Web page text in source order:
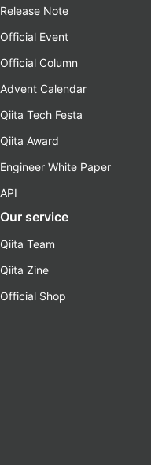
Release Note
Official Event
Official Column
Advent Calendar
Qiita Tech Festa
Qiita Award
Engineer White Paper
API
Our service
Qiita Team
Qiita Zine
Official Shop